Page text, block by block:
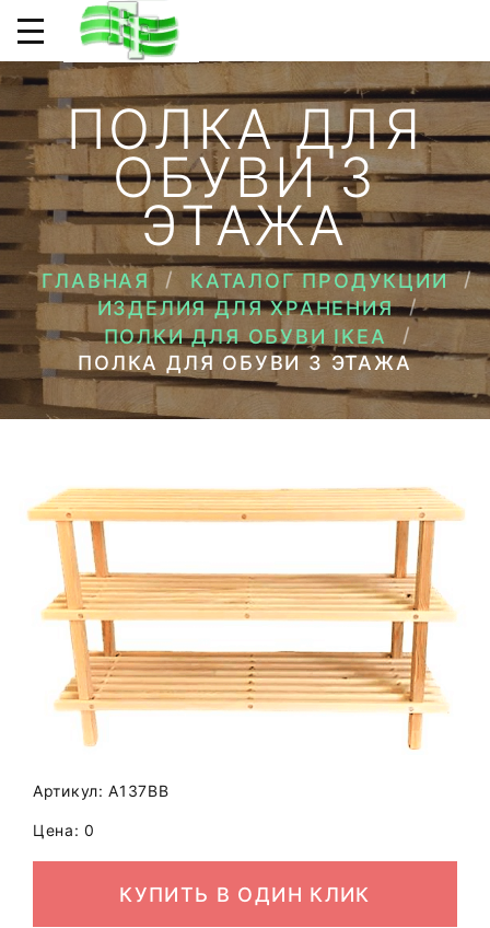
ПОЛКА ДЛЯ
ОБУВИ 3
ЭТАЖА
ГЛАВНАЯ
КАТАЛОГ ПРОДУКЦИИ
ИЗДЕЛИЯ ДЛЯ ХРАНЕНИЯ
ПОЛКИ ДЛЯ ОБУВИ IKEA
ПОЛКА ДЛЯ ОБУВИ 3 ЭТАЖА
Артикул: A137BB
Цена: 0
КУПИТЬ В ОДИН КЛИК